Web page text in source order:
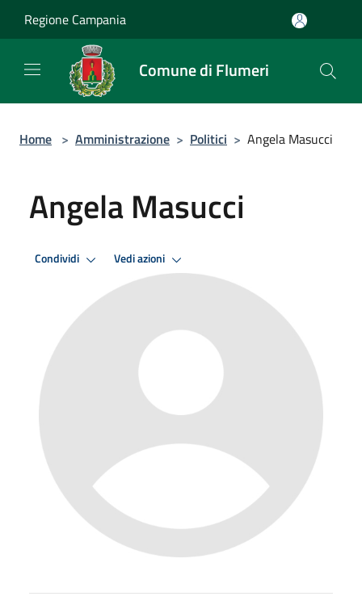
Regione Campania
Comune di Flumeri
Home > Amministrazione > Politici > Angela Masucci
Angela Masucci
Condividi Vedi azioni